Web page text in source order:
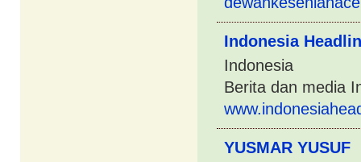
Indonesia
Indonesia
Berita dan media
YUSMAR YUSUF